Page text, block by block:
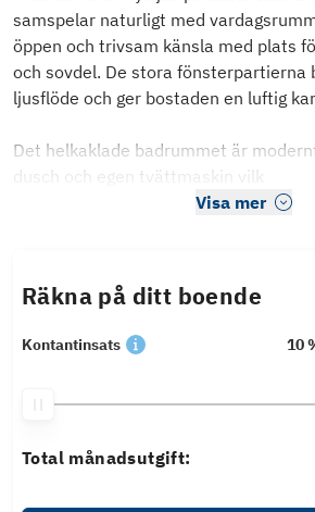
samspelar naturligt med
öppen och trivsam känsla med plats
och sovdel. De stora
ljusflöde och ger bostaden en luftig
Det helkaklade badrummet är
dusch och egen tvättmaskin vilk
Visa mer
Räkna på ditt boende
Kontantinsats 10
Total månadsutgift: